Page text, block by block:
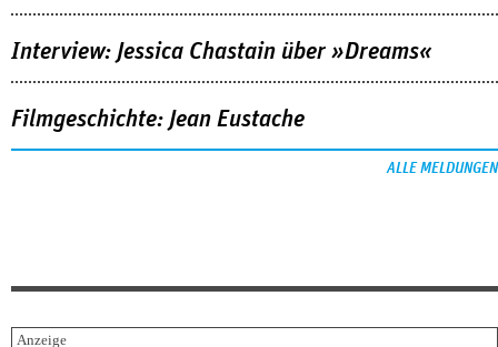
Interview: Jessica Chastain über »Dreams«
Filmgeschichte: Jean Eustache
ALLE MELDUNGEN